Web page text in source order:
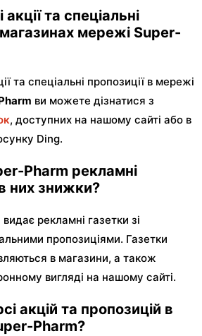
акції та спеціальні
магазинах мережі Super-
та спеціальні пропозиції в мережі
ви можете дізнатися з
, доступних на нашому сайті або в
Ding.
Pharm рекламні
в них знижки?
видає рекламні газетки зі
пропозиціями. Газетки
в магазини, а також
вигляді на нашому сайті.
акцій та пропозицій в
Pharm?